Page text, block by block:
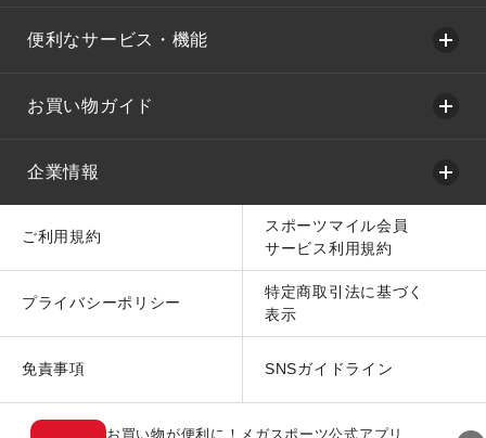
便利なサービス・機能
お買い物ガイド
企業情報
ご利用規約
スポーツマイル会員
サービス利用規約
プライバシーポリシー
特定商取引法に基づく
表示
免責事項 SNSガイドライン
お買い物が便利に！メガスポーツ公式アプリ